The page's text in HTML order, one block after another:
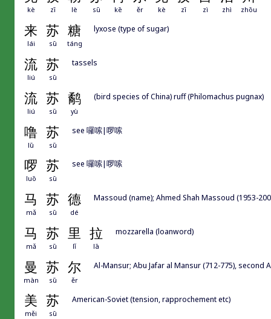
kè zī lè sū kē ěr kè zī zì zhì zhōu
来 苏 糖
lái sū táng
lyxose (type of sugar)
流 苏
liú sū
tassels
流 苏 鹬
liú sū yù
(bird species of China) ruff (Philomachus pugnax)
噜 苏
lū sū
see 囉嗦|啰嗦
啰 苏
luō sū
see 囉嗦|啰嗦
马 苏 德
mǎ sū dé
Massoud (name); Ahmed Shah Massoud (1953-
马 苏 里 拉
mǎ sū lǐ lā
mozzarella (loanword)
曼 苏 尔
màn sū ěr
Al-Mansur; Abu Jafar al Mansur (712-775), second
美 苏
měi sū
American-Soviet (tension, rapprochement etc)